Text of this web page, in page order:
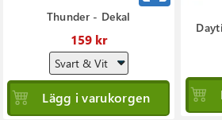
Thunder - Dekal
159 kr
Lägg i varukorgen